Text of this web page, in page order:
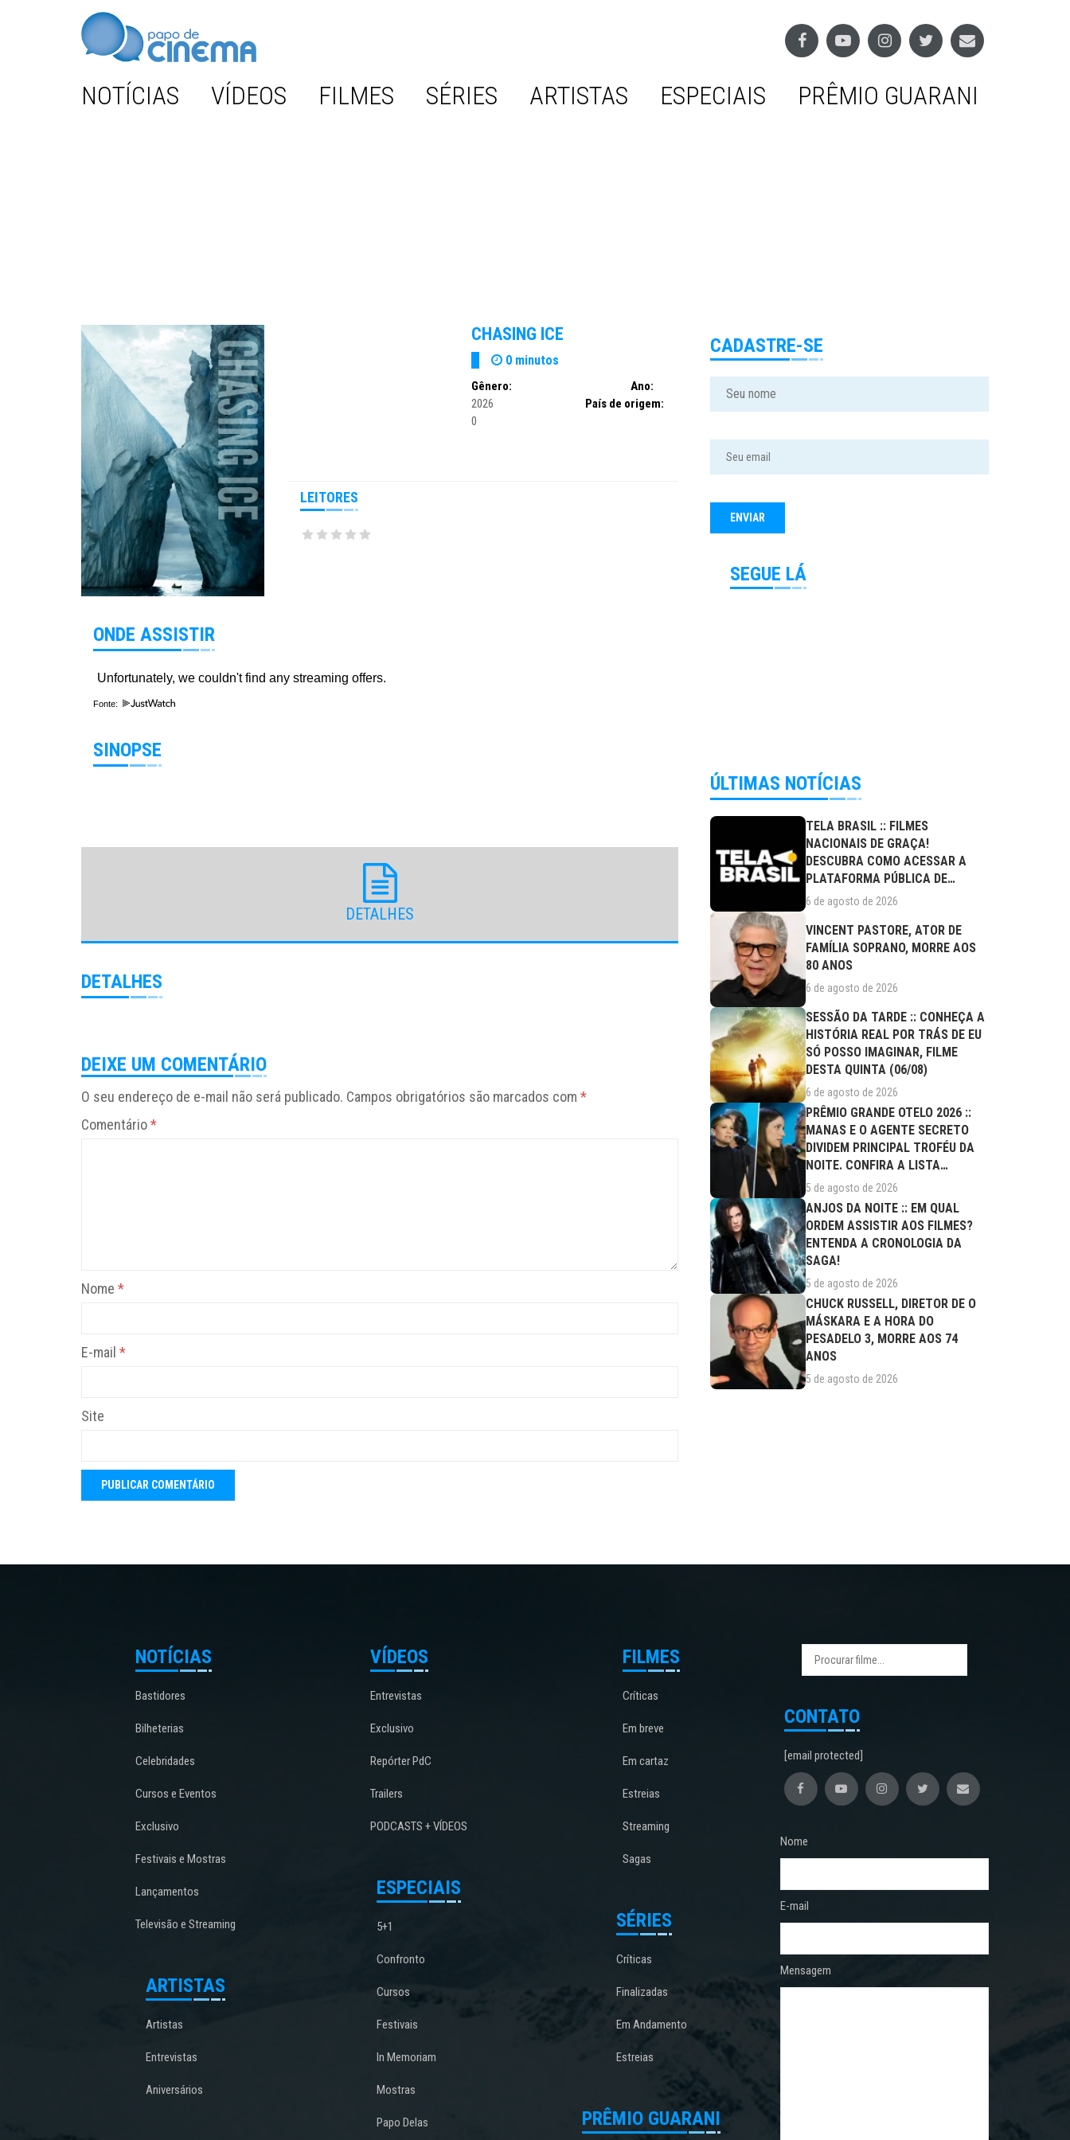
NOTÍCIAS VÍDEOS FILMES SÉRIES ARTISTAS ESPECIAIS PRÊMIO GUARANI
CHASING ICE
0 minutos
Gênero:
Ano:
2026
País de origem:
0
LEITORES
ONDE ASSISTIR
Fonte:
SINOPSE
DETALHES
DETALHES
DEIXE UM COMENTÁRIO
O seu endereço de e-mail não será publicado. Campos obrigatórios são marcados com *
Comentário*
Nome *
E-mail *
Site
CADASTRE-SE
SEGUE LÁ
ÚLTIMAS NOTÍCIAS
TELA BRASIL :: FILMES
NACIONAIS DE GRAÇA!
DESCUBRA COMO ACESSAR A
PLATAFORMA PÚBLICA DE
STREAMING
6 de agosto de 2026
VINCENT PASTORE, ATOR DE
FAMÍLIA SOPRANO, MORRE AOS
80 ANOS
6 de agosto de 2026
SESSÃO DA TARDE :: CONHEÇA A
HISTÓRIA REAL POR TRÁS DE EU
SÓ POSSO IMAGINAR, FILME
DESTA QUINTA (06/08)
6 de agosto de 2026
PRÊMIO GRANDE OTELO 2026 ::
MANAS E O AGENTE SECRETO
DIVIDEM PRINCIPAL TROFÉU DA
NOITE. CONFIRA A LISTA
COMPLETA DE...
5 de agosto de 2026
ANJOS DA NOITE :: EM QUAL
ORDEM ASSISTIR AOS FILMES?
ENTENDA A CRONOLOGIA DA
SAGA!
5 de agosto de 2026
CHUCK RUSSELL, DIRETOR DE O
MÁSKARA E A HORA DO
PESADELO 3, MORRE AOS 74
ANOS
5 de agosto de 2026
NOTÍCIAS
Bastidores
Bilheterias
Celebridades
Cursos e Eventos
Exclusivo
Festivais e Mostras
Lançamentos
Televisão e Streaming
ARTISTAS
Artistas
Entrevistas
Aniversários
VÍDEOS
Entrevistas
Exclusivo
Repórter PdC
Trailers
PODCASTS + VÍDEOS
ESPECIAIS
5+1
Confronto
Cursos
Festivais
In Memoriam
Mostras
Papo Delas
FILMES
Críticas
Em breve
Em cartaz
Estreias
Streaming
Sagas
SÉRIES
Críticas
Finalizadas
Em Andamento
Estreias
PRÊMIO GUARANI
CONTATO
[email protected]
Nome
E-mail
Mensagem